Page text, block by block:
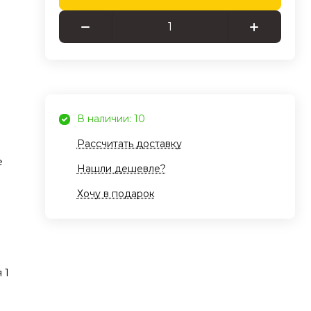
В наличии: 10
Рассчитать доставку
Нашли дешевле?
Хочу в подарок